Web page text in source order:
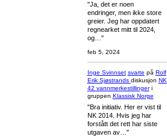
"Ja, det er noen
endringer, men ikke store
greier. Jeg har oppdatert
regnearket mitt til 2024,
og…"
feb 5, 2024
Inge Svinnset svarte på Rolf
Erik Sjøstrands diskusjon NK
42 vannmerkestillingeri
gruppen Klassisk Norge
"Bra initiativ. Her er vist til
NK 2014. Hvis jeg har
forstått det rett har siste
utgaven av…"